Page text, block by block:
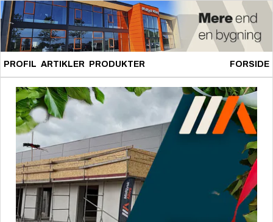
PROFIL ARTIKLER PRODUKTER FORSIDE